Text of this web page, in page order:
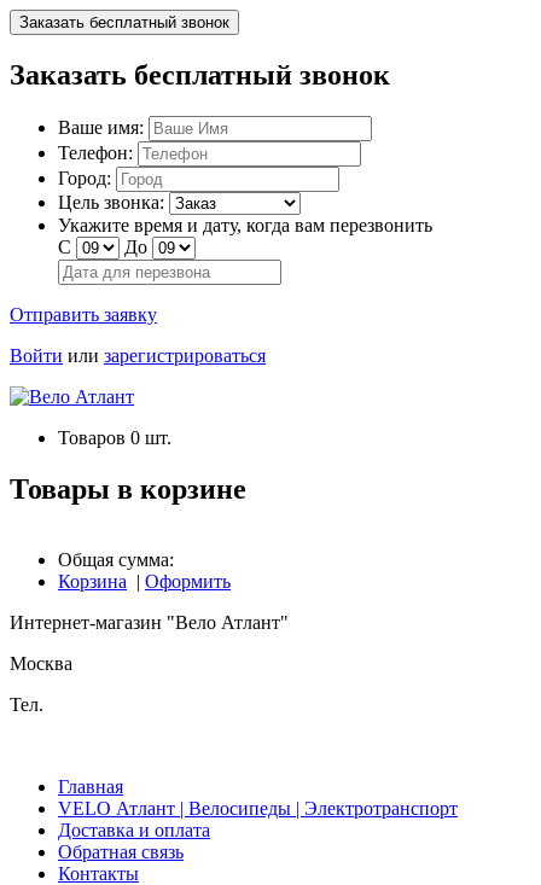
Заказать бесплатный звонок
Заказать бесплатный звонок
Ваше имя:
Телефон:
Город:
Цель звонка:
Укажите время и дату, когда вам перезвонить
С
До
Отправить заявку
Войти или зарегистрироваться
Товаров 0 шт.
Товары в корзине
Общая сумма:
Корзина | Оформить
Интернет-магазин "Вело Атлант"
Москва
Тел.
Главная
VELO Атлант | Велосипеды | Электротранспорт
Доставка и оплата
Обратная связь
Контакты